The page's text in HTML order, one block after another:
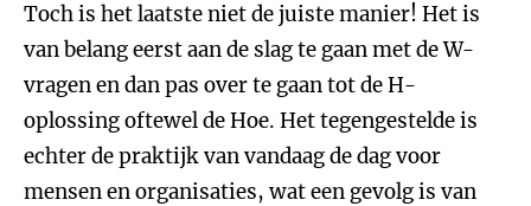
Toch is het laatste niet de juiste manier! Het is
van belang eerst aan de slag te gaan met de W-
vragen en dan pas over te gaan tot de H-
oplossing oftewel de Hoe. Het tegengestelde is
echter de praktijk van vandaag de dag voor
mensen en organisaties, wat een gevolg is van